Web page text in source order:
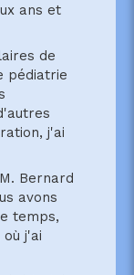
ans et
de
pédiatrie
j'ai
Bernard
avons
temps,
j'ai